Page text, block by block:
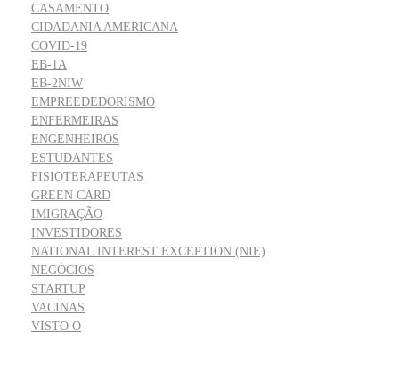
CASAMENTO
CIDADANIA AMERICANA
COVID-19
EB-1A
EB-2NIW
EMPREEDEDORISMO
ENFERMEIRAS
ENGENHEIROS
ESTUDANTES
FISIOTERAPEUTAS
GREEN CARD
IMIGRAÇÃO
INVESTIDORES
NATIONAL INTEREST EXCEPTION (NIE)
NEGÓCIOS
STARTUP
VACINAS
VISTO O